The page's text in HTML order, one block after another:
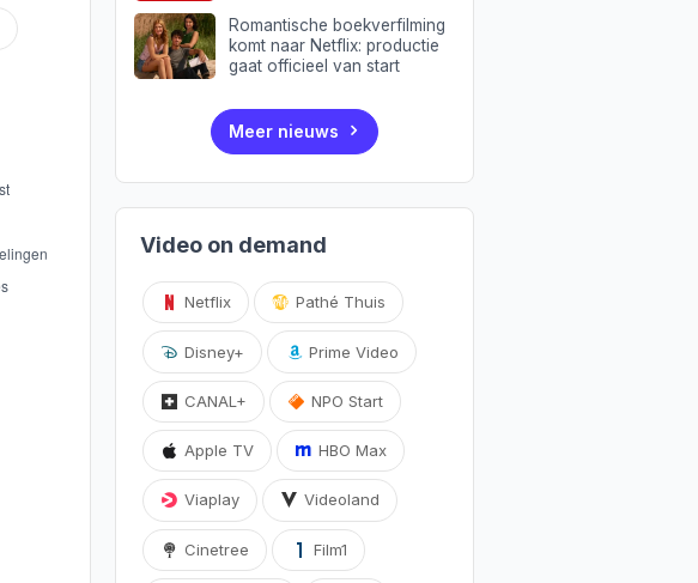
Romantische boekverfilming
komt naar Netflix: productie
gaat officieel van start
Meer nieuws
Video on demand
Netflix Pathé Thuis
Disney+ Prime Video
CANAL+ NPO Start
Apple TV HBO Max
Viaplay Videoland
Cinetree Film1